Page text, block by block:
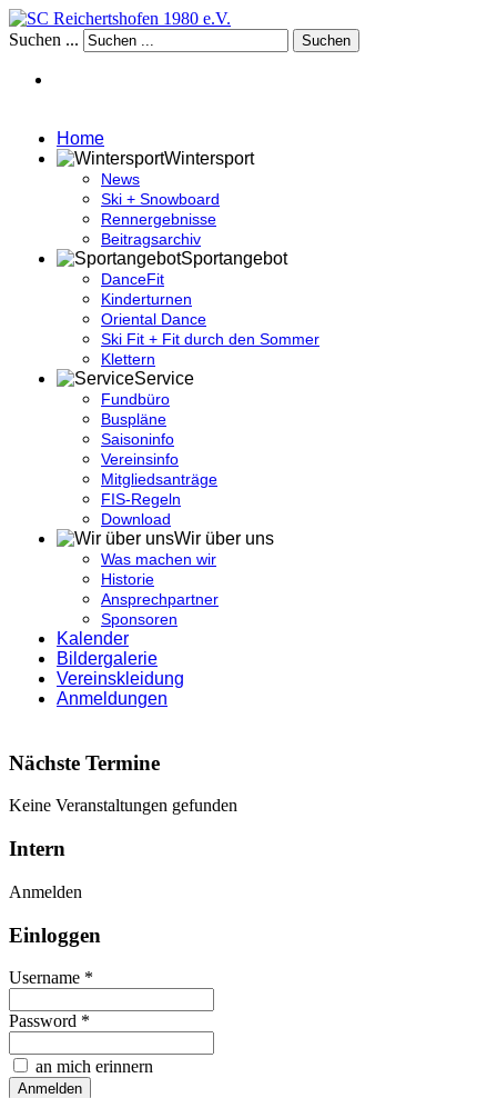
Suchen ... Suchen
Home
Wintersport
News
Ski + Snowboard
Rennergebnisse
Beitragsarchiv
Sportangebot
DanceFit
Kinderturnen
Oriental Dance
Ski Fit + Fit durch den Sommer
Klettern
Service
Fundbüro
Buspläne
Saisoninfo
Vereinsinfo
Mitgliedsanträge
FIS-Regeln
Download
Wir über uns
Was machen wir
Historie
Ansprechpartner
Sponsoren
Kalender
Bildergalerie
Vereinskleidung
Anmeldungen
Nächste Termine
Keine Veranstaltungen gefunden
Intern
Anmelden
Einloggen
Username *
Password *
an mich erinnern